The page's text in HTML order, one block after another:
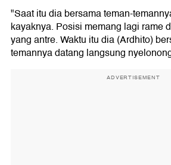
"Saat itu dia bersama teman-
kayaknya. Posisi memang lagi rame
yang antre. Waktu itu dia (Ardhito)
temannya datang langsung
ADVERTISEMENT